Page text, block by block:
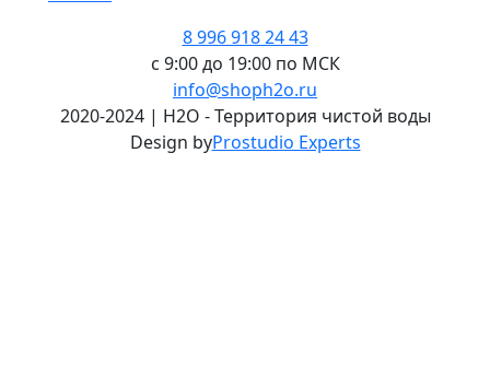
8 996 918 24 43
с 9:00 до 19:00 по МСК
info@shoph2o.ru
2020-2024 | H2O - Территория чистой воды
Design byProstudio Experts